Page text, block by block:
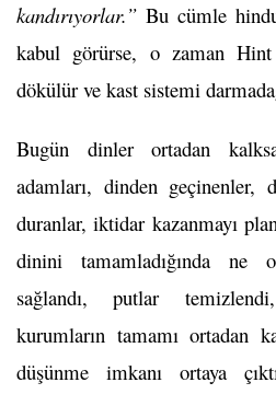
kandırıyorlar.” Bu cümle
kabul görürse, o zaman Hint
dökülür ve kast sistemi
Bugün dinler ortadan
adamları, dinden geçinenler,
duranlar, iktidar kazanmayı
dinini tamamladığında ne
sağlandı, putlar
kurumların tamamı ortadan
düşünme imkanı ortaya